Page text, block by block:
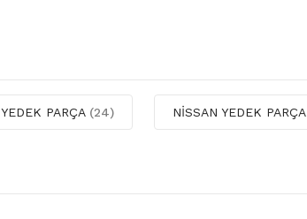
PARÇA (24) NİSSAN YEDEK PARÇA